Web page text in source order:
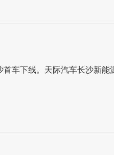
车下线。天际汽车长沙新能